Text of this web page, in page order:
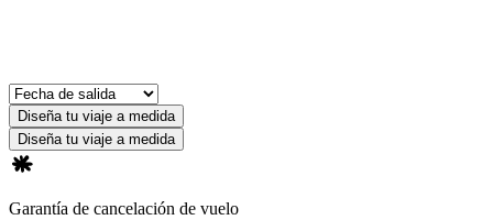
Diseña tu viaje a medida
Diseña tu viaje a medida
Garantía de cancelación de vuelo